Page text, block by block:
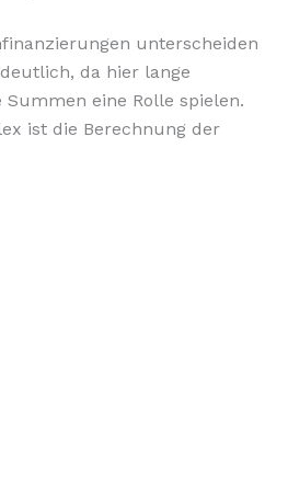
unterscheiden
da hier lange
eine Rolle spielen.
ist die Berechnung der